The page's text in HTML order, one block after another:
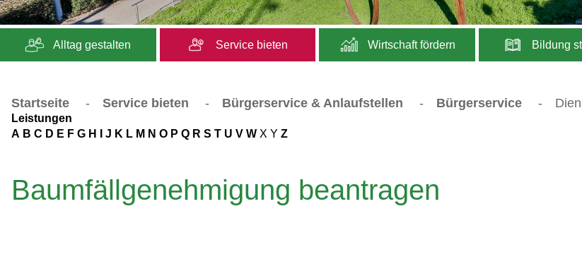
Alltag gestalten Service bieten Wirtschaft fördern Bildung
Startseite - Service bieten - Bürgerservice & Anlaufstellen - Bürgerservice -
Leistungen
A B C D E F G H J K L M N O P Q R S T U V W X Y Z
Baumfällgenehmigung beantragen